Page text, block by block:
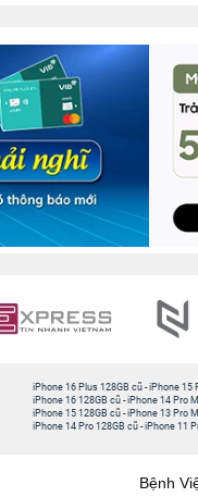
iPhone 16 Plus 128GB cũ -iPhone 15
iPhone 16 128GB cũ -iPhone 14 Pro
iPhone 15 128GB cũ -iPhone 13 Pro
iPhone 14 Pro 128GB cũ -iPhone 11
Bệnh